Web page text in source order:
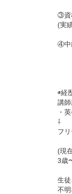
③資
(実
④中
◉経
講
・
⇩
フ
(現
3歳
生
不